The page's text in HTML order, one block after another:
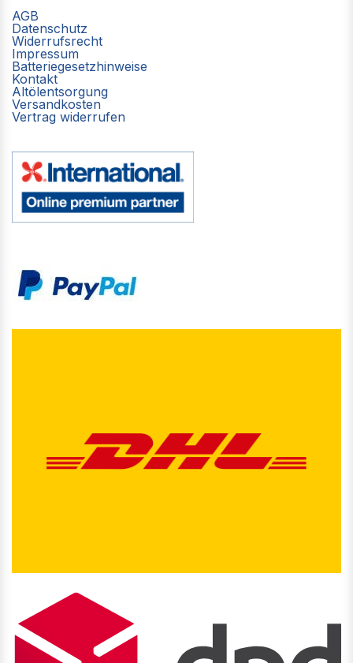
AGB
Datenschutz
Widerrufsrecht
Impressum
Batteriegesetzhinweise
Kontakt
Altölentsorgung
Versandkosten
Vertrag widerrufen